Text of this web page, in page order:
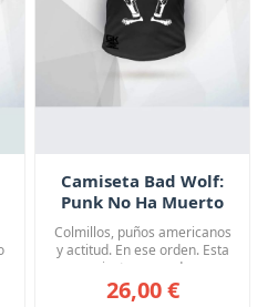
Camiseta Bad Wolf:
Punk No Ha Muerto
Colmillos, puños americanos
y actitud. En ese orden. Esta
camiseta negra de c...
26,00 €